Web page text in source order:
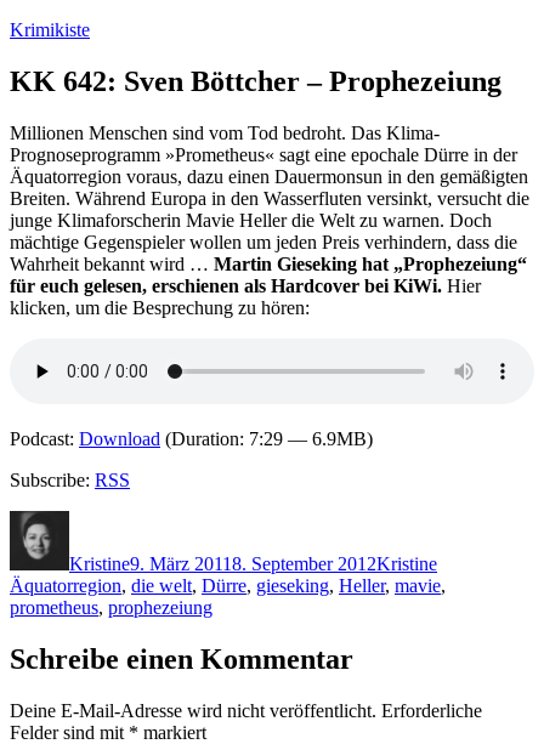
Zum
springen
Krimikiste
KK 642: Sven Böttcher – Prophezeiung
Millionen Menschen sind vom Tod bedroht. Das Klima-
Prognoseprogramm »Prometheus« sagt eine epochale Dürre in der
Äquatorregion voraus, dazu einen Dauermonsun in den gemäßigten
Breiten. Während Europa in den Wasserfluten versinkt, versucht die
junge Klimaforscherin Mavie Heller die Welt zu warnen. Doch
mächtige Gegenspieler wollen um jeden Preis verhindern, dass die
Wahrheit bekannt wird … Martin Gieseking hat „Prophezeiung“
für euch gelesen, erschienen als Hardcover bei KiWi. Hier
klicken, um die Besprechung zu hören:
Podcast: Download (Duration: 7:29 — 6.9MB)
Subscribe: RSS
Kristine9. März 20118. September 2012Kristine
Äquatorregion, die welt, Dürre, gieseking, Heller, mavie,
prometheus, prophezeiung
Schreibe einen Kommentar
Deine E-Mail-Adresse wird nicht veröffentlicht. Erforderliche
Felder sind mit * markiert